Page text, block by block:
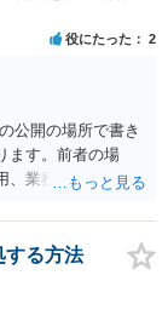
役にたった 2
公開の場所で書き
ます。前者の場
、業務にかかる犯
する方法